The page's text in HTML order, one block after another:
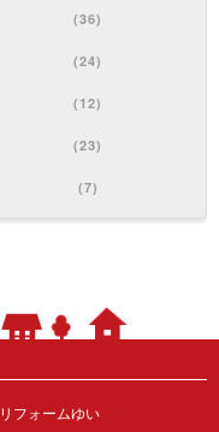
(36)
(24)
(12)
(23)
(7)
リフォームゆい